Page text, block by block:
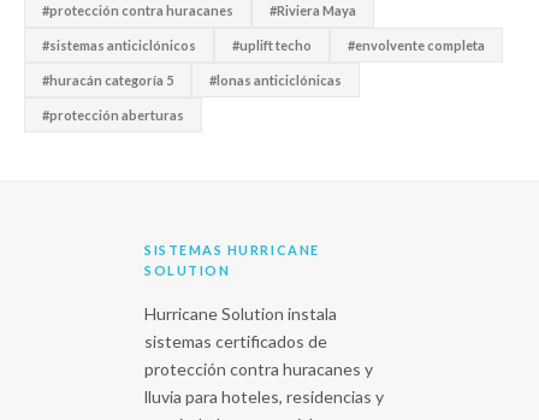
#protección contra huracanes #Riviera Maya
#sistemas anticiclónicos #uplift techo #envolvente completa
#huracán categoría 5 #lonas anticiclónicas
#protección aberturas
SISTEMAS HURRICANE
SOLUTION
Hurricane Solution instala
sistemas certificados de
protección contra huracanes y
lluvia para hoteles, residencias y